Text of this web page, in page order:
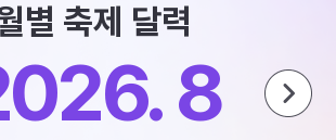
별 축제 달력
8